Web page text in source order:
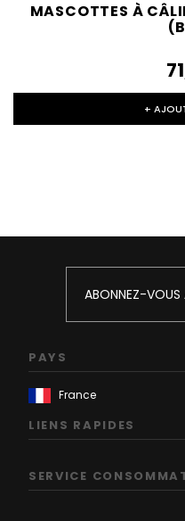
MASCOTTES À
+
ABONNEZ-VOUS
PAYS
LIENS RAPIDES
SERVICE